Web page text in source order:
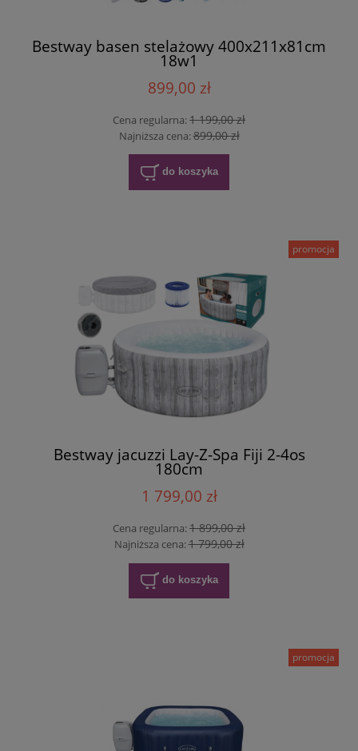
Bestway basen stelażowy 400x211x81cm
18w1
899,00 zł
Cena regularna:1 199,00 zł
Najniższa cena:899,00 zł
do koszyka
Bestway jacuzzi Lay-Z-Spa Fiji 2-4os
180cm
1 799,00 zł
Cena regularna:1 899,00 zł
Najniższa cena:1 799,00 zł
do koszyka
promocja
promocja